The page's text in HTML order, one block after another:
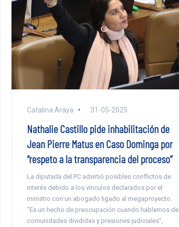
Catalina Araya 31-05-2025
Nathalie Castillo pide inhabilitación de
Jean Pierre Matus en Caso Dominga por
“respeto a la transparencia del proceso”
La diputada del PC advirtió posibles conflictos de
interés debido a los vínculos declarados por el
ministro con un abogado ligado al megaproyecto.
“Es un hecho de preocupación cuando hablamos de
comunidades divididas y presiones judiciales”,